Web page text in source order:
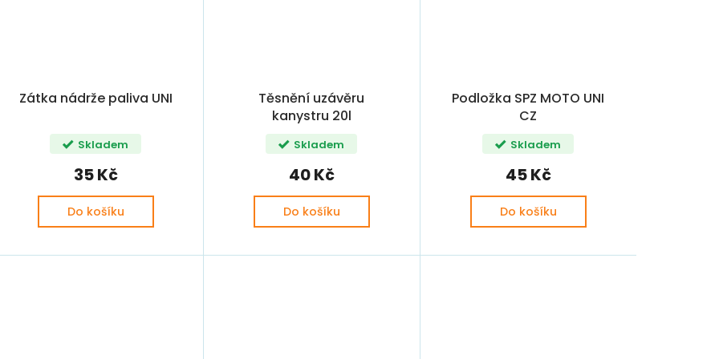
Zátka nádrže paliva UNI
Skladem
35 Kč
Do košíku
Těsnění uzávěru
kanystru 20l
Skladem
40 Kč
Do košíku
Podložka SPZ MOTO UNI
CZ
Skladem
45 Kč
Do košíku